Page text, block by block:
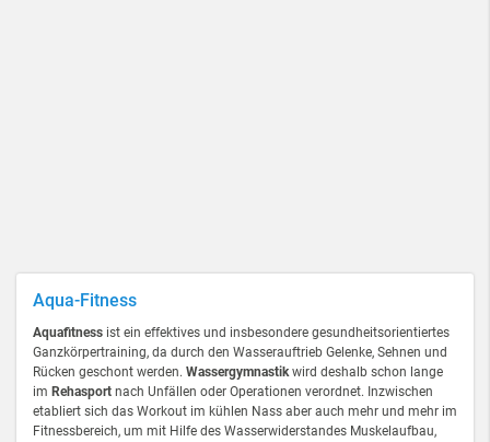
Aqua-Fitness
Aquafitness ist ein effektives und insbesondere gesundheitsorientiertes
Ganzkörpertraining, da durch den Wasserauftrieb Gelenke, Sehnen und
Rücken geschont werden. Wassergymnastikwird deshalb schon lange
im Rehasport nach Unfällen oder Operationen verordnet. Inzwischen
etabliert sich das Workout im kühlen Nass aber auch mehr und mehr im
Fitnessbereich, um mit Hilfe des Wasserwiderstandes Muskelaufbau,